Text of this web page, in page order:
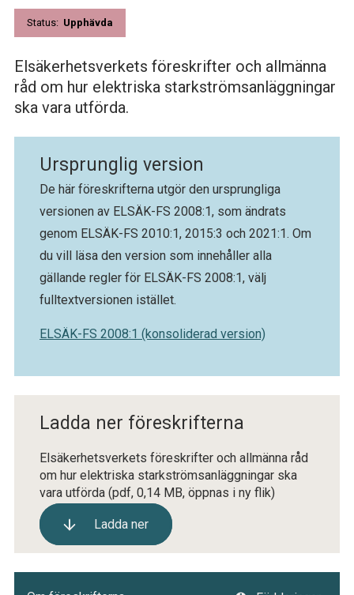
ö
k
Status: Upphävda
Elsäkerhetsverkets föreskrifter och allmänna
råd om hur elektriska starkströmsanläggningar
ska vara utförda.
Ursprunglig version
De här föreskrifterna utgör den ursprungliga
versionen av ELSÄK-FS 2008:1, som ändrats
genom ELSÄK-FS 2010:1, 2015:3 och 2021:1. Om
du vill läsa den version som innehåller alla
gällande regler för ELSÄK-FS 2008:1, välj
fulltextversionen istället.
ELSÄK-FS 2008:1 (konsoliderad version)
Ladda ner föreskrifterna
Elsäkerhetsverkets föreskrifter och allmänna råd
om hur elektriska starkströmsanläggningar ska
vara utförda (pdf, 0,14 MB, öppnas i ny flik)
Ladda ner